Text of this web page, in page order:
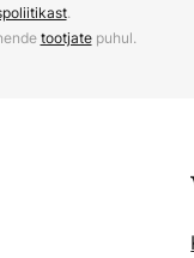
.
tootjatepuhul.